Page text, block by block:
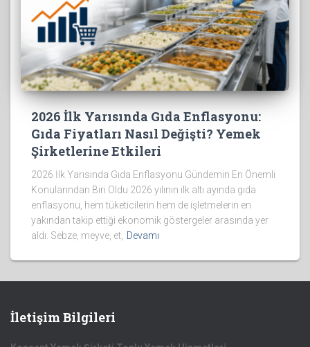
2026 İlk Yarısında Gıda Enflasyonu:
Gıda Fiyatları Nasıl Değişti? Yemek
Şirketlerine Etkileri
2026 İlk Yarısında Gıda Enflasyonu Gündemin En Önemli
Konularından Biri Oldu 2026 yılının ilk altı ayında gıda
enflasyonu, hem tüketicilerin hem de işletmelerin en
yakından takip ettiği ekonomik göstergeler arasında yer
aldı. Sebze, meyve, et, Devamı
İletişim Bilgileri